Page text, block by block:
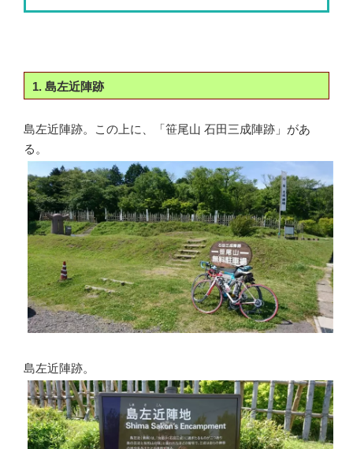
1. 島左近陣跡
島左近陣跡。この上に、「笹尾山 石田三成陣跡」があ
る。
島左近陣跡。